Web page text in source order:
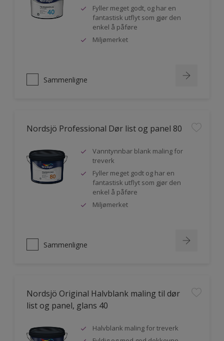
Fyller meget godt, og har en
fantastisk utflyt som gjør den
enkel å påføre
Miljømerket
Sammenligne
Nordsjö Professional Dør list og panel 80
Vanntynnbar blank maling for
treverk
Fyller meget godt og har en
fantastisk utflyt som gjør den
enkel å påføre
Miljømerket
Sammenligne
Nordsjö Original Halvblank maling til dør
list og panel, glans 40
Halvblank maling for treverk